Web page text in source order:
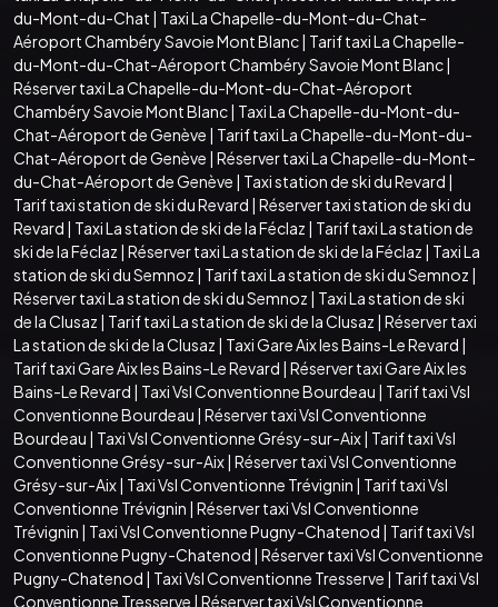
du-Mont-du-Chat | Taxi La Chapelle-du-Mont-du-Chat-
Aéroport Chambéry Savoie Mont Blanc| Tarif taxi La Chapelle-
du-Mont-du-Chat-Aéroport Chambéry Savoie Mont Blanc|
Réserver taxi La Chapelle-du-Mont-du-Chat-Aéroport
Chambéry Savoie Mont Blanc| Taxi La Chapelle-du-Mont-du-
Chat-Aéroport de Genève | Tarif taxi La Chapelle-du-Mont-du-
Chat-Aéroport de Genève | Réserver taxi La Chapelle-du-Mont-
du-Chat-Aéroport de Genève | Taxi station de ski du Revard |
Tarif taxi station de ski du Revard | Réserver taxi station de ski du
Revard | Taxi La station de ski de la Féclaz | Tarif taxi La station de
ski de la Féclaz | Réserver taxi La station de ski de la Féclaz | Taxi La
station de ski du Semnoz | Tarif taxi La station de ski du Semnoz |
Réserver taxi La station de ski du Semnoz | Taxi La station de ski
de la Clusaz | Tarif taxi La station de ski de la Clusaz | Réserver taxi
La station de ski de la Clusaz | Taxi Gare Aix les Bains-Le Revard |
Tarif taxi Gare Aix les Bains-Le Revard | Réserver taxi Gare Aix les
Bains-Le Revard | Taxi Vsl Conventionne Bourdeau | Tarif taxi Vsl
Conventionne Bourdeau | Réserver taxi Vsl Conventionne
Bourdeau | Taxi Vsl Conventionne Grésy-sur-Aix| Tarif taxi Vsl
Conventionne Grésy-sur-Aix| Réserver taxi Vsl Conventionne
Grésy-sur-Aix| Taxi Vsl Conventionne Trévignin | Tarif taxi Vsl
Conventionne Trévignin | Réserver taxi Vsl Conventionne
Trévignin | Taxi Vsl Conventionne Pugny-Chatenod | Tarif taxi Vsl
Conventionne Pugny-Chatenod | Réserver taxi Vsl Conventionne
Pugny-Chatenod | Taxi Vsl Conventionne Tresserve | Tarif taxi Vsl
Conventionne Tresserve | Réserver taxi Vsl Conventionne